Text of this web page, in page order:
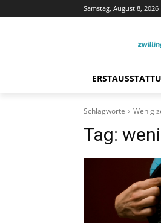
Samstag, August 8, 2026
Schlagworte Wenig
Tag: